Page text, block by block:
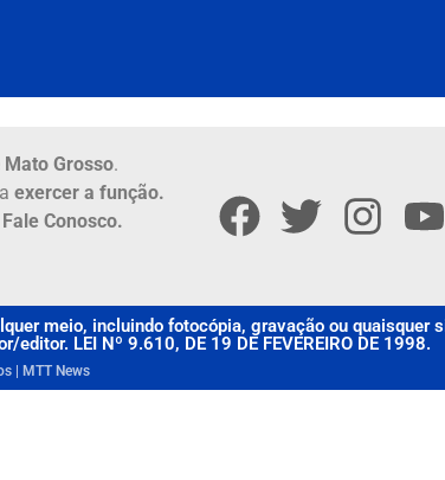
Mato Grosso.
exercer a função.
Fale Conosco.
meio, incluindo fotocópia, gravação ou quaisquer
LEI Nº 9.610, DE 19 DE FEVEREIRO DE 1998.
| MTT News